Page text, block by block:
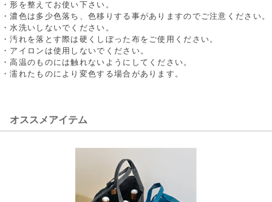
・形を整えてお使い下さい。
・濃色は多少色落ち、色移りする事がありますのでご注意ください。
・水洗いしないでください。
・汚れを落とす際は硬くしぼった布をご使用ください。
・アイロンは使用しないでください。
・高温のものには触れないようにしてください。
・濡れたものにより変色する場合があります。
オススメアイテム